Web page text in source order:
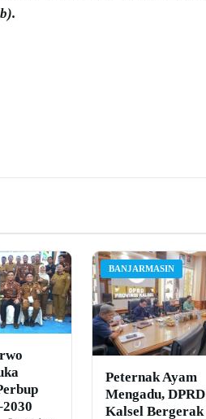
BANJARMASIN
Peternak Ayam
Mengadu, DPRD
Kalsel Bergerak